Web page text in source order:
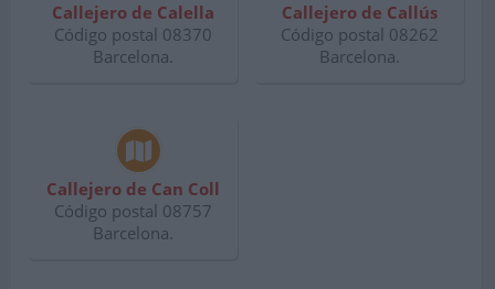
Callejero de Calella
Código postal 08370
Barcelona.
Callejero de Callús
Código postal 08262
Barcelona.
Callejero de Can Coll
Código postal 08757
Barcelona.